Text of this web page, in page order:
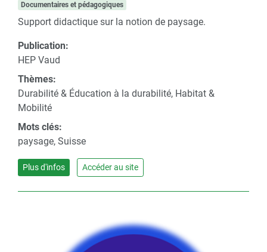
Documentaires et pédagogiques
Support didactique sur la notion de paysage.
Publication:
HEP Vaud
Thèmes:
Durabilité & Éducation à la durabilité, Habitat &
Mobilité
Mots clés:
paysage, Suisse
Plus d'infos Accéder au site